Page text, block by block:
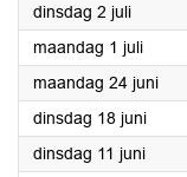
dinsdag 2 juli2024
maandag 1 juli2024
maandag 24 juni2024
dinsdag 18 juni2024
dinsdag 11 juni2024